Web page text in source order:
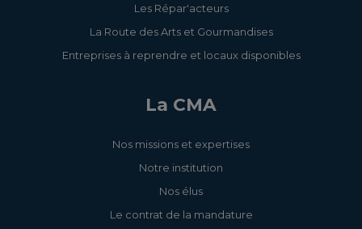
Les Répar'acteurs
La Route des Arts et Gourmandises
Entreprises à reprendre et locaux disponibles
La CMA
Nos missions et expertises
Notre institution
Nos élus
Le contrat de la mandature